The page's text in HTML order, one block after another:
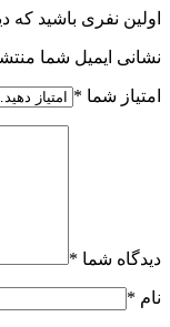
اولین نفری باشید که
نشانی ایمیل شما
امتیاز شما *
دیدگاه شما *
نام *